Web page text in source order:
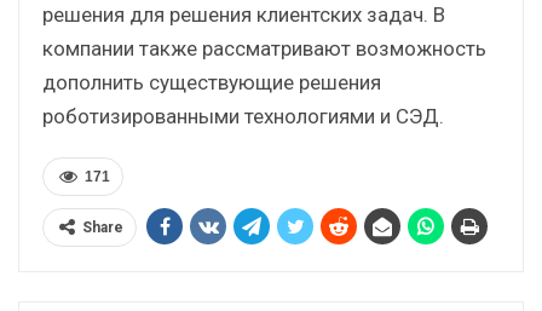
решения для решения клиентских задач. В
компании также рассматривают возможность
дополнить существующие решения
роботизированными технологиями и СЭД.
171
Share